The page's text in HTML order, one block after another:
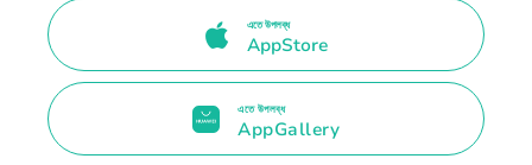
এতে উপলব্ধ
AppStore
এতে উপলব্ধ
AppGallery